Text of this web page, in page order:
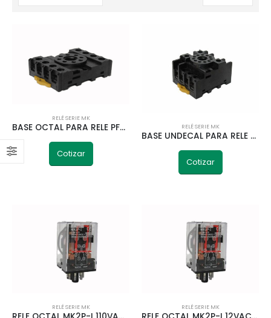
RELÉ SERIE MK
BASE OCTAL PARA RELE PF083A-E TELETRIC
Cotizar
RELÉ SERIE MK
BASE UNDECAL PARA RELE PF113A-E TELETRIC
Cotizar
RELÉ SERIE MK RELÉ SERIE MK